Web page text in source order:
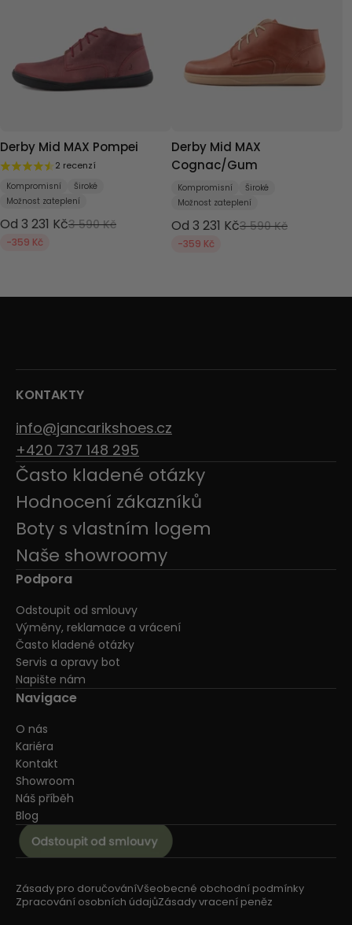
Derby Mid MAX Pompei
2 recenzí
Kompromisní
Široké
Možnost zateplení
Od 3 231 Kč3 590 Kč
-359 Kč
Derby Mid MAX
Cognac/Gum
Kompromisní
Široké
Možnost zateplení
Od 3 231 Kč3 590 Kč
-359 Kč
KONTAKTY
info@jancarikshoes.cz
+420 737 148 295
Často kladené otázky
Hodnocení zákazníků
Boty s vlastním logem
Naše showroomy
Podpora
Odstoupit od smlouvy
Výměny, reklamace a vrácení
Často kladené otázky
Servis a opravy bot
Napište nám
Navigace
O nás
Kariéra
Kontakt
Showroom
Náš příběh
Blog
Zásady pro doručováníVšeobecné obchodní podmínky
Zpracování osobních údajůZásady vracení peněz